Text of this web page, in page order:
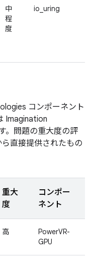
中
程
度
io_uring
コンポーネント
Imagination
。問題の重大度の評
直接提供されたもの
重大
度
コンポー
ネント
高
PowerVR-
GPU